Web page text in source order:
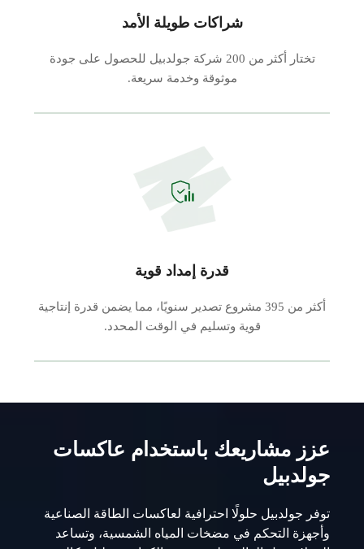
شراكات طويلة الأمد
تختار أكثر من 200 شركة جولدبيل للحصول على جودة
موثوقة وخدمة سريعة.
قدرة إمداد قوية
أكثر من 395 مشروع تصدير سنويًا، مما يضمن قدرة إنتاجية
قوية وتسليم في الوقت المحدد.
عزز مشاريعك باستخدام عاكسات
جولدبيل
توفر جولدبيل حلولًا احترافية لعاكسات الطاقة الصناعية
وأجهزة التحكم في مضخات المياه الشمسية، وتساعد